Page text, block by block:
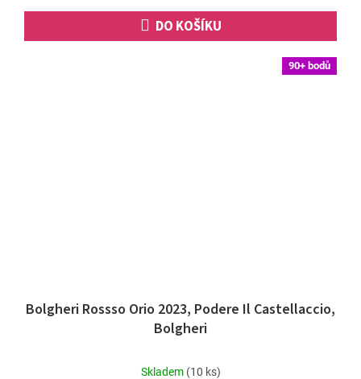
DO KOŠÍKU
90+ bodů
Bolgheri Rossso Orio 2023, Podere Il Castellaccio,
Bolgheri
Průměrné
Skladem (10 ks)